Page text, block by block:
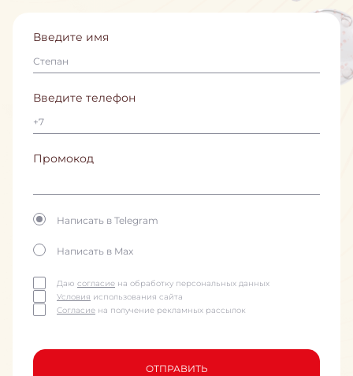
Введите имя
Введите телефон
Промокод
Написать в Telegram
Написать в Max
Даю согласие на обработку персональных данных
Условия использования сайта
Согласие на получение рекламных рассылок
ОТПРАВИТЬ